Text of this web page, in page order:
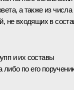
а также из числа
не входящих в
и их составы
по его